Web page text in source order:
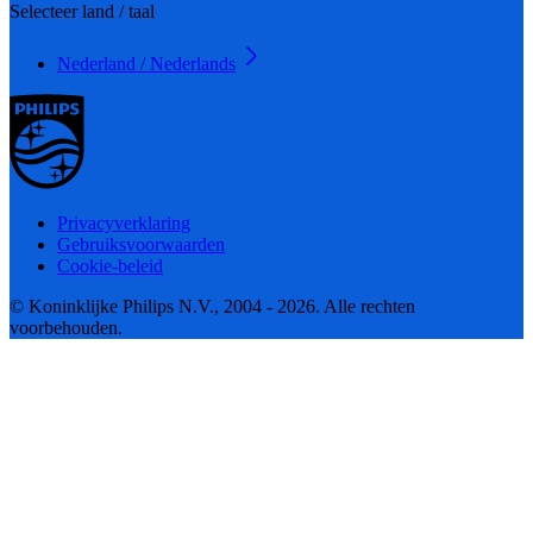
Selecteer land / taal
Nederland / Nederlands
Privacyverklaring
Gebruiksvoorwaarden
Cookie-beleid
© Koninklijke Philips N.V., 2004 - 2026. Alle rechten
voorbehouden.